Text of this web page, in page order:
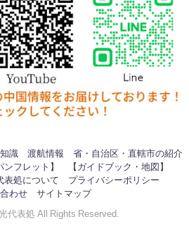
識 渡航情報
省・自治区・直轄市の紹介
フレット】
【ガイドブック・地図】
表処について
プライバシーポリシー
わせ
サイトマップ
代表処 All Rights Reserved.